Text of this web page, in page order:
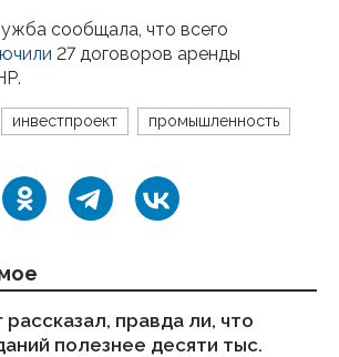
сообщала, что всего
27 договоров аренды
инвестпроект промышленность
правда ли, что
полезнее десяти тыс.